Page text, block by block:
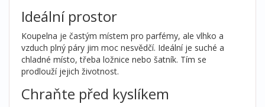
Ideální prostor
Koupelna je častým místem pro parfémy, ale vlhko a
vzduch plný páry jim moc nesvědčí. Ideální je suché a
chladné místo, třeba ložnice nebo šatník. Tím se
prodlouží jejich životnost.
Chraňte před kyslíkem